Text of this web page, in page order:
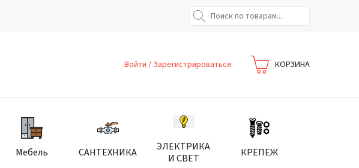
Войти / Зарегистрироваться КОРЗИНА
Мебель САНТЕХНИКА
ЭЛЕКТРИКА
И СВЕТ
КРЕПЕЖ